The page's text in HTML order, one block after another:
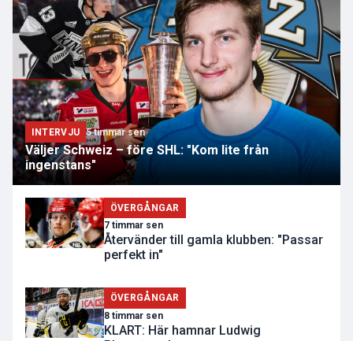
INTERVJU 5 timmar sen
Väljer Schweiz – före SHL: "Kom lite från
ingenstans"
ÖVERGÅNGAR
7 timmar sen
Återvänder till gamla klubben: "Passar
perfekt in"
ÖVERGÅNGAR
8 timmar sen
KLART: Här hamnar Ludwig